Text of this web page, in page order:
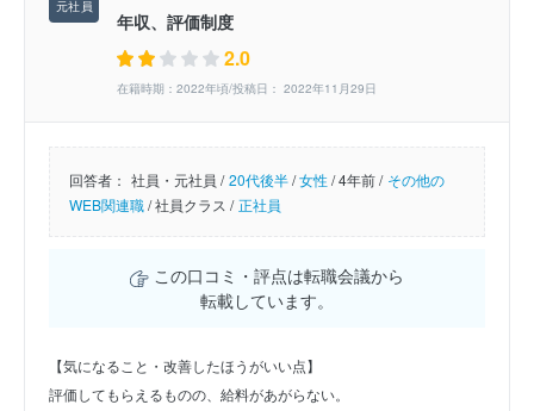
年収、評価制度
2.0
在籍時期：2022年頃/投稿日： 2022年11月29日
回答者： 社員・元社員 / 20代後半/女性/4年前 / その他の
WEB関連職/社員クラス / 正社員
この口コミ・評点は転職会議から
転載しています。
【気になること・改善したほうがいい点】
評価してもらえるものの、給料があがらない。